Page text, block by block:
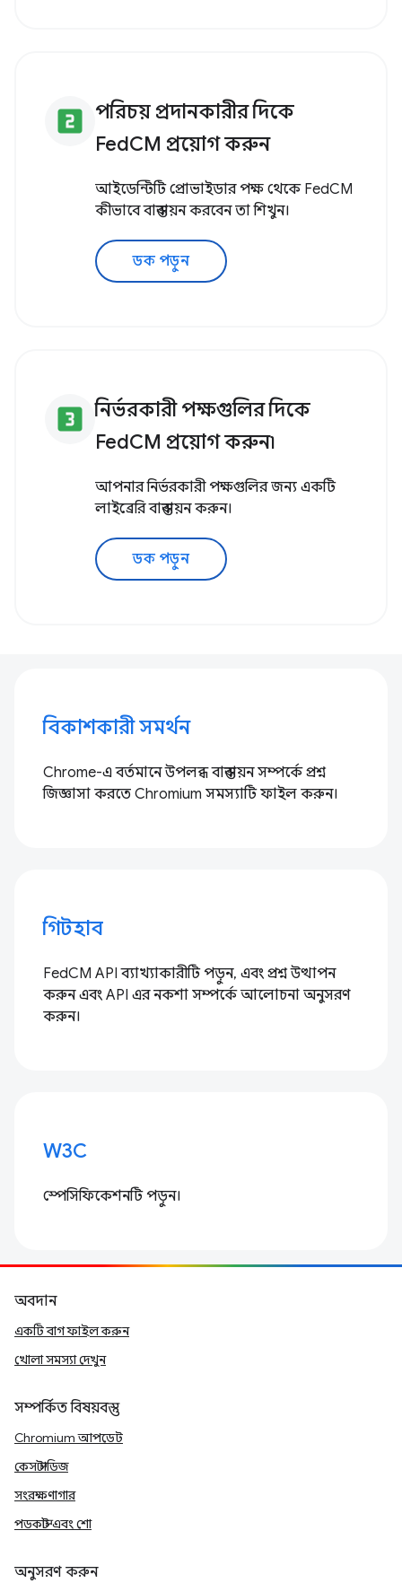
looks_two পরিচয় প্রদানকারীর দিকে
FedCM প্রয়োগ করুন
আইডেন্টিটি প্রোভাইডার পক্ষ থেকে FedCM
কীভাবে বাস্তবায়ন করবেন তা শিখুন।
ডক পড়ুন
looks_3 নির্ভরকারী পক্ষগুলির দিকে
FedCM প্রয়োগ করুন৷
আপনার নির্ভরকারী পক্ষগুলির জন্য একটি
লাইব্রেরি বাস্তবায়ন করুন।
ডক পড়ুন
বিকাশকারী সমর্থন
Chrome-এ বর্তমানে উপলব্ধ বাস্তবায়ন সম্পর্কে প্রশ্ন
জিজ্ঞাসা করতে Chromium সমস্যাটি ফাইল করুন।
গিটহাব
FedCM API ব্যাখ্যাকারীটি পড়ুন, এবং প্রশ্ন উত্থাপন
করুন এবং API এর নকশা সম্পর্কে আলোচনা অনুসরণ
করুন।
W3C
স্পেসিফিকেশনটি পড়ুন।
অবদান
একটি বাগ ফাইল করুন
খোলা সমস্যা দেখুন
সম্পর্কিত বিষয়বস্তু
Chromium আপডেট
কেস স্টাডিজ
সংরক্ষণাগার
পডকাস্ট এবং শো
অনুসরণ করুন